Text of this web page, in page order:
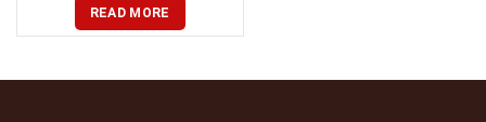
READ MORE